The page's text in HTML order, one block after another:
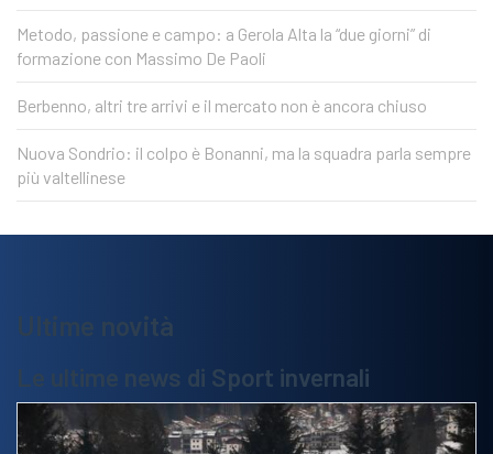
Metodo, passione e campo: a Gerola Alta la “due giorni” di
formazione con Massimo De Paoli
Berbenno, altri tre arrivi e il mercato non è ancora chiuso
Nuova Sondrio: il colpo è Bonanni, ma la squadra parla sempre
più valtellinese
Ultime novità
Le ultime news di Sport invernali